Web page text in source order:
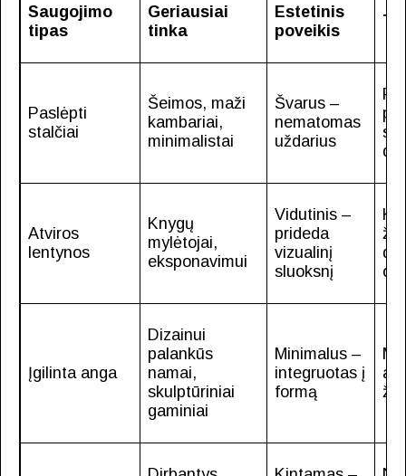
Saugojimo
tipas
Geriausiai
tinka
Estetinis
poveikis
Paslėpti
stalčiai
Šeimos, maži
kambariai,
minimalistai
Švarus –
nematomas
uždarius
Atviros
lentynos
Knygų
mylėtojai,
eksponavimui
Vidutinis –
prideda
vizualinį
sluoksnį
Įgilinta anga
Dizainui
palankūs
namai,
skulptūriniai
gaminiai
Minimalus –
integruotas į
formą